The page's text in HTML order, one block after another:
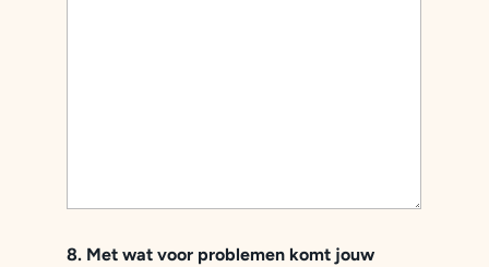
8. Met wat voor problemen komt jouw